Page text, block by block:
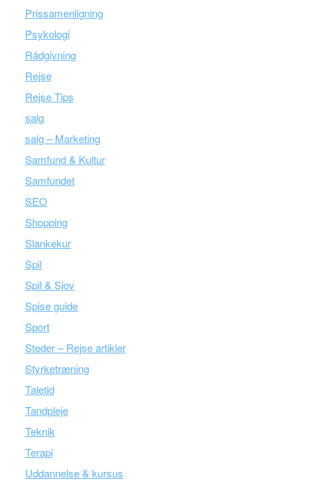
Prissamenligning
Psykologi
Rådgivning
Rejse
Rejse Tips
salg
salg – Marketing
Samfund & Kultur
Samfundet
SEO
Shopping
Slankekur
Spil
Spil & Sjov
Spise guide
Sport
Steder – Rejse artikler
Styrketræning
Taletid
Tandpleje
Teknik
Terapi
Uddannelse & kursus